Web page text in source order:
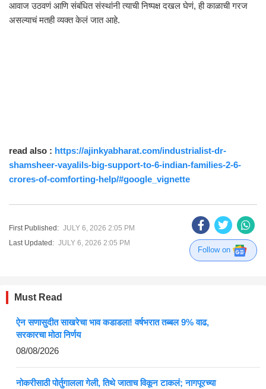
आवाज उठवणं आणि संबंधित संस्थांनी त्याची निष्पक्ष दखल घेणं, ही काळाची गरज
असल्याचं मतही व्यक्त केलं जात आहे.
read also : https://ajinkyabharat.com/industrialist-dr-
shamsheer-vayalils-big-support-to-6-indian-families-2-6-
crores-of-comforting-help/#google_vignette
First Published: JULY 6, 2026 2:05 PM
Last Updated: JULY 6, 2026 2:05 PM
Follow on
Must Read
ऐन सणासुदीत साखरेचा भाव कडाडला! वर्षभरात तब्बल 9% वाढ,
सरकारचा मोठा निर्णय
08/08/2026
नोकरीसाठी पोर्तुगालला गेली, तिथे जाताच विकून टाकलं; नागपूरच्या